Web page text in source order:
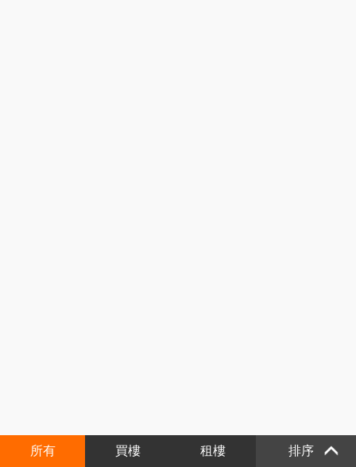
所有 買樓 租樓 排序